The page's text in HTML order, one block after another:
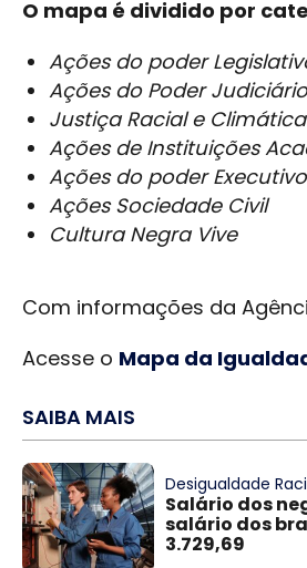
O mapa é dividido por
Ações do poder
Ações do Poder Judiciário
Justiça Racial e Climática
Ações de Instituições
Ações do poder Executivo
Ações Sociedade Civil
Cultura Negra Vive
Com informações da
Acesse o Mapa da
SAIBA MAIS
Desigualdade
Salário dos
salário dos
3.729,69